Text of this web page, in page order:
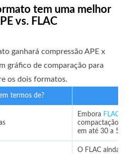
tem uma melhor
vs. FLAC
ganhará compressão APE x
gráfico de comparação para
os dois formatos.
termos de?
Embora FLAC
compactação,
em até 30 a 50
O FLAC ainda